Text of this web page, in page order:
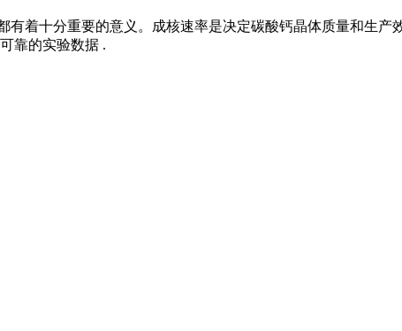
着十分重要的意义。成核速率是决定碳酸钙晶体质量和生产
靠的实验数据 .